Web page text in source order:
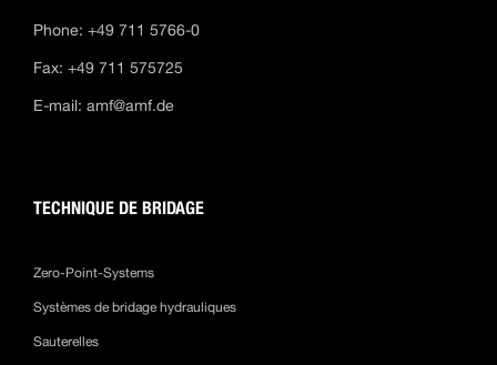
Phone: +49 711 5766-0
Fax: +49 711 575725
E-mail: amf@amf.de
TECHNIQUE DE BRIDAGE
Zero-Point-Systems
Systèmes de bridage hydrauliques
Sauterelles